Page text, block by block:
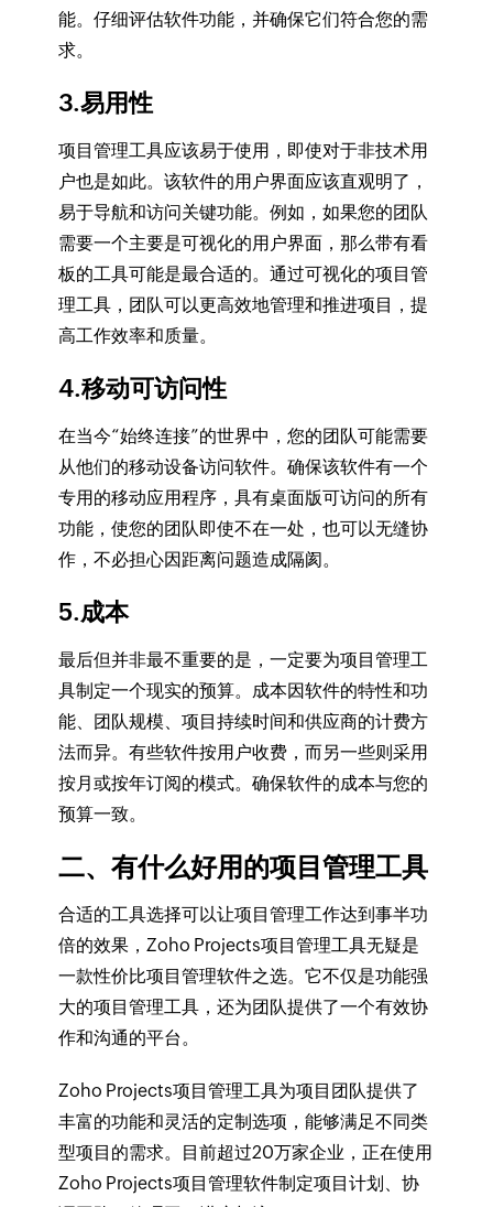
能。仔细评估软件功能，并确保它们符合您的需
求。
3.易用性
项目管理工具应该易于使用，即使对于非技术用
户也是如此。该软件的用户界面应该直观明了，
易于导航和访问关键功能。例如，如果您的团队
需要一个主要是可视化的用户界面，那么带有看
板的工具可能是最合适的。通过可视化的项目管
理工具，团队可以更高效地管理和推进项目，提
高工作效率和质量。
4.移动可访问性
在当今“始终连接”的世界中，您的团队可能需要
从他们的移动设备访问软件。确保该软件有一个
专用的移动应用程序，具有桌面版可访问的所有
功能，使您的团队即使不在一处，也可以无缝协
作，不必担心因距离问题造成隔阂。
5.成本
最后但并非最不重要的是，一定要为项目管理工
具制定一个现实的预算。成本因软件的特性和功
能、团队规模、项目持续时间和供应商的计费方
法而异。有些软件按用户收费，而另一些则采用
按月或按年订阅的模式。确保软件的成本与您的
预算一致。
二、有什么好用的项目管理工具
合适的工具选择可以让项目管理工作达到事半功
倍的效果，Zoho Projects项目管理工具无疑是
一款性价比项目管理软件之选。它不仅是功能强
大的项目管理工具，还为团队提供了一个有效协
作和沟通的平台。
Zoho Projects项目管理工具为项目团队提供了
丰富的功能和灵活的定制选项，能够满足不同类
型项目的需求。目前超过20万家企业，正在使用
Zoho Projects项目管理软件制定项目计划、协